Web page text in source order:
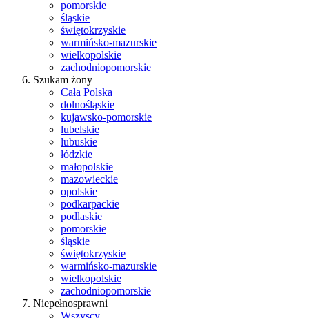
pomorskie
śląskie
świętokrzyskie
warmińsko-mazurskie
wielkopolskie
zachodniopomorskie
Szukam żony
Cała Polska
dolnośląskie
kujawsko-pomorskie
lubelskie
lubuskie
łódzkie
małopolskie
mazowieckie
opolskie
podkarpackie
podlaskie
pomorskie
śląskie
świętokrzyskie
warmińsko-mazurskie
wielkopolskie
zachodniopomorskie
Niepełnosprawni
Wszyscy